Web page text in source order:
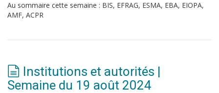
Au sommaire cette semaine : BIS, EFRAG, ESMA, EBA, EIOPA,
AMF, ACPR
Institutions et autorités |
Semaine du 19 août 2024